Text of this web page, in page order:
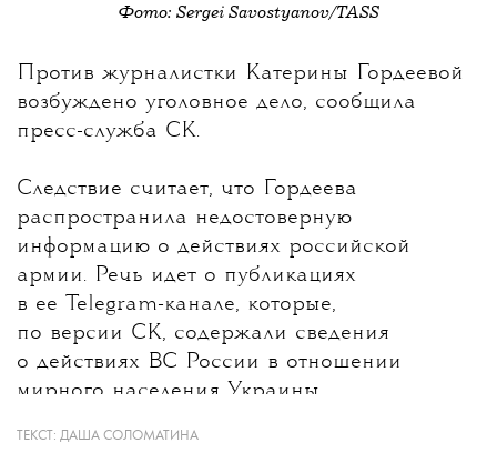
Фото: Sergei Savostyanov/TASS
Против журналистки Катерины Гордеевой
возбуждено уголовное дело, сообщила
пресс-служба СК.
Следствие считает, что Гордеева
распространила недостоверную
информацию о действиях российской
армии. Речь идет о публикациях
в ее Telegram-канале, которые,
по версии СК, содержали сведения
о действиях ВС России в отношении
мирного населения Украины.
Какие именно материалы стали
ТЕКСТ: ДАША СОЛОМАТИНА